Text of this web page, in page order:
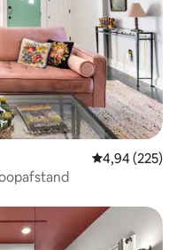
Gemiddelde
4,94 (225)